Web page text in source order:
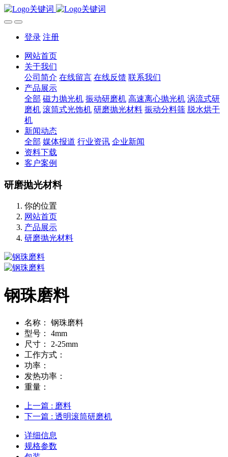
登录 注册
网站首页
关于我们
公司简介 在线留言 在线反馈 联系我们
产品展示
全部 磁力抛光机 振动研磨机 高速离心抛光机 涡流式研
磨机 滚筒式光饰机 研磨抛光材料 振动分料筛 脱水烘干
机
新闻动态
全部 媒体报道 行业资讯 企业新闻
资料下载
客户案例
研磨抛光材料
你的位置
网站首页
产品展示
研磨抛光材料
钢珠磨料
名称：
钢珠磨料
型号：
4mm
尺寸：
2-25mm
工作方式：
功率：
发热功率：
重量：
上一篇 : 磨料
下一篇 : 透明滚筒研磨机
详细信息
规格参数